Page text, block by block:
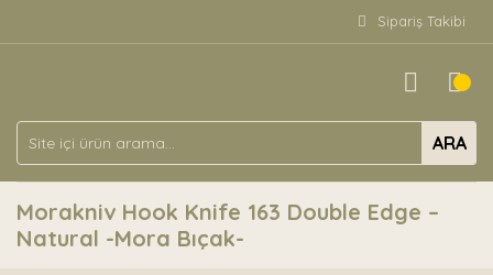
Sipariş Takibi
ARA
Morakniv Hook Knife 163 Double Edge –
Natural -Mora Bıçak-